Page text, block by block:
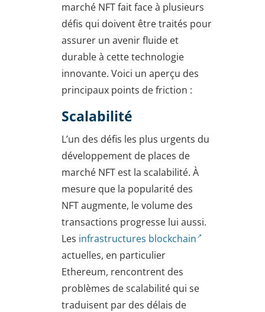
marché NFT fait face à plusieurs
défis qui doivent être traités pour
assurer un avenir fluide et
durable à cette technologie
innovante. Voici un aperçu des
principaux points de friction :
Scalabilité
L’un des défis les plus urgents du
développement de places de
marché NFT est la scalabilité. À
mesure que la popularité des
NFT augmente, le volume des
transactions progresse lui aussi.
Les infrastructures blockchain
actuelles, en particulier
Ethereum, rencontrent des
problèmes de scalabilité qui se
traduisent par des délais de